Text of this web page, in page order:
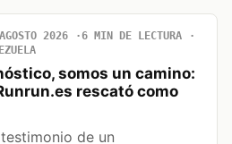
2026
6 MIN DE LECTURA
somos un camino:
rescató como
de un